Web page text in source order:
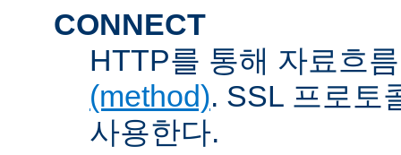
CONNECT
HTTP를 통해 자료흐
(method). SSL 프로토
사용한다.